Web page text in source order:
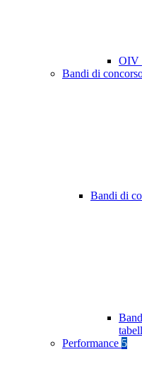
OIV
Bandi di
Bandi di
Performance 5